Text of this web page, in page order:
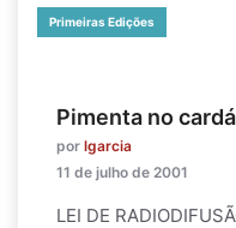
Primeiras Edições
Pimenta no
por lgarcia
11 de julho de 2001
LEI DE